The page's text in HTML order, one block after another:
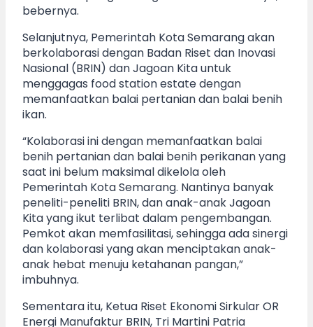
bebernya.
Selanjutnya, Pemerintah Kota Semarang akan
berkolaborasi dengan Badan Riset dan Inovasi
Nasional (BRIN) dan Jagoan Kita untuk
menggagas food station estate dengan
memanfaatkan balai pertanian dan balai benih
ikan.
“Kolaborasi ini dengan memanfaatkan balai
benih pertanian dan balai benih perikanan yang
saat ini belum maksimal dikelola oleh
Pemerintah Kota Semarang. Nantinya banyak
peneliti-peneliti BRIN, dan anak-anak Jagoan
Kita yang ikut terlibat dalam pengembangan.
Pemkot akan memfasilitasi, sehingga ada sinergi
dan kolaborasi yang akan menciptakan anak-
anak hebat menuju ketahanan pangan,”
imbuhnya.
Sementara itu, Ketua Riset Ekonomi Sirkular OR
Energi Manufaktur BRIN, Tri Martini Patria